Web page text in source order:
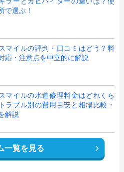
で選ぶ！
マイルの評判・口コミはどう？料
応・注意点を中立的に解説
マイルの水道修理料金はどれくら
ラブル別の費用目安と相場比較・
解説
一覧を見る